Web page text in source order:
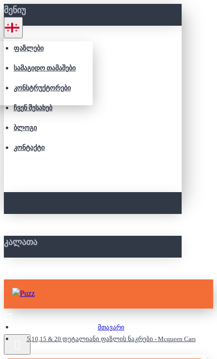
ᲛᲔᲜᲘᲣ
ᲤᲐᲖᲚᲔᲑᲘ
ᲡᲐᲛᲐᲒᲘᲓᲝ ᲗᲐᲛᲐᲨᲔᲑᲘ
ᲙᲝᲜᲡᲢᲠᲣᲥᲢᲝᲠᲔᲑᲘ
ᲩᲕᲔᲜ ᲨᲔᲡᲐᲮᲔᲑ
ᲑᲚᲝᲒᲘ
ᲙᲝᲜᲢᲐᲥᲢᲘ
ᲙᲐᲚᲐᲗᲐ
მთავარი
5,10,15 & 20 დეტალიანი ფაზლის ნაკრები - Mcqueen Cars